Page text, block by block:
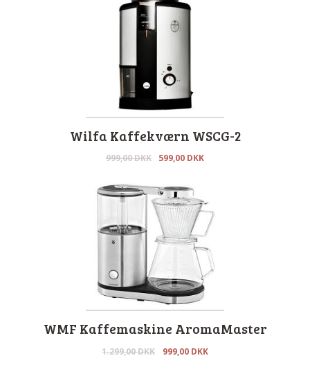
Wilfa Kaffekværn WSCG-2
999,00DKK 599,00 DKK
WMF Kaffemaskine AromaMaster
1.299,00DKK 999,00 DKK